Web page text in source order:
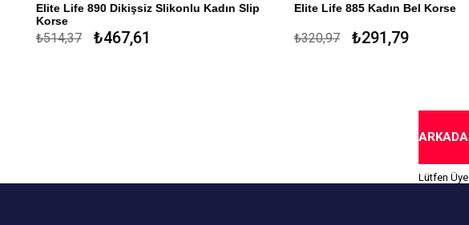
Elite Life 890 Dikişsiz Slikonlu Kadın Slip
Korse
Özel Tasarım
Mikro Elyaf
₺467,61
₺514,37
Elite Life 885 Kadın Bel Korse
%82 Mikroelyaf Polyemid %17
Slikon
₺291,79
₺320,97
Lütfen Üye